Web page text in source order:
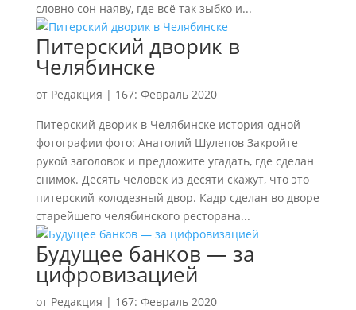
словно сон наяву, где всё так зыбко и...
Питерский дворик в
Челябинске
от Редакция | 167: Февраль 2020
Питерский дворик в Челябинске история одной
фотографии фото: Анатолий Шулепов Закройте
рукой заголовок и предложите угадать, где сделан
снимок. Десять человек из десяти скажут, что это
питерский колодезный двор. Кадр сделан во дворе
старейшего челябинского ресторана...
Будущее банков — за
цифровизацией
от Редакция | 167: Февраль 2020